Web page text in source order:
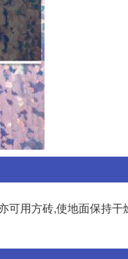
用方砖,使地面保持